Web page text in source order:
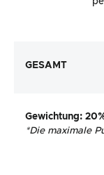
GESAMT
Gewichtung:
*Die maximale